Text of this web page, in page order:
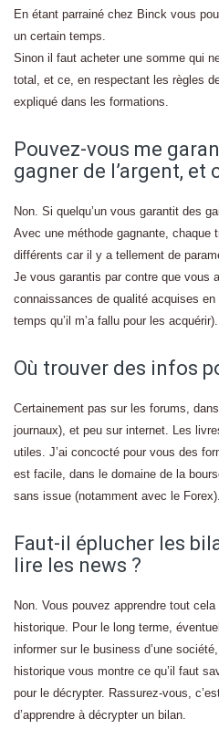
En étant parrainé chez Binck vous
un certain temps.
Sinon il faut acheter une somme qui
total, et ce, en respectant les règles
expliqué dans les formations.
Pouvez-vous me
gagner de l’argent, et
Non. Si quelqu’un vous garantit des
Avec une méthode gagnante, chaque
différents car il y a tellement de
Je vous garantis par contre que vous
connaissances de qualité acquises
temps qu’il m’a fallu pour les
Où trouver des infos
Certainement pas sur les forums,
journaux), et peu sur internet. Les
utiles. J’ai concocté pour vous des
est facile, dans le domaine de la
sans issue (notamment avec le Forex).
Faut-il éplucher les
lire les news ?
Non. Vous pouvez apprendre tout
historique. Pour le long terme,
informer sur le business d’une
historique vous montre ce qu’il faut
pour le décrypter. Rassurez-vous,
d’apprendre à décrypter un bilan.